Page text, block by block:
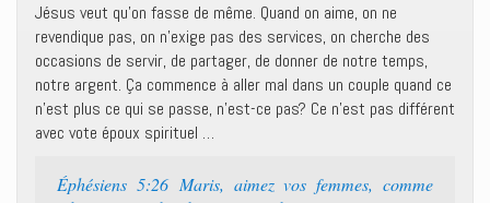
Jésus veut qu’on fasse de même. Quand on aime, on ne
revendique pas, on n’exige pas des services, on cherche des
occasions de servir, de partager, de donner de notre temps,
notre argent. Ça commence à aller mal dans un couple quand ce
n’est plus ce qui se passe, n’est-ce pas? Ce n’est pas différent
avec vote époux spirituel …
Éphésiens 5:26 Maris, aimez vos femmes, comme